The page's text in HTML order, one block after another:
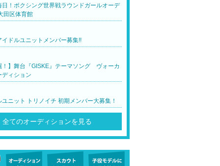
日！ボクシング世界戦ラウンドガールオーデ
田区体育館
イドルユニットメンバー募集!!
！】舞台『GISKE』テーマソング ヴォーカ
ディション
ニット トリノイチ 初期メンバー大募集！
全てのオーディションを見る